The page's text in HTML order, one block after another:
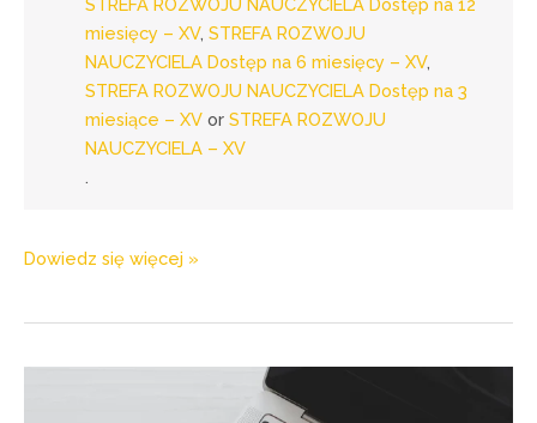
STREFA ROZWOJU NAUCZYCIELA Dostęp na 12
miesięcy – XV,STREFA ROZWOJU
NAUCZYCIELA Dostęp na 6 miesięcy – XV,
STREFA ROZWOJU NAUCZYCIELA Dostęp na 3
miesiące – XV orSTREFA ROZWOJU
NAUCZYCIELA – XV
.
Dowiedz się więcej »